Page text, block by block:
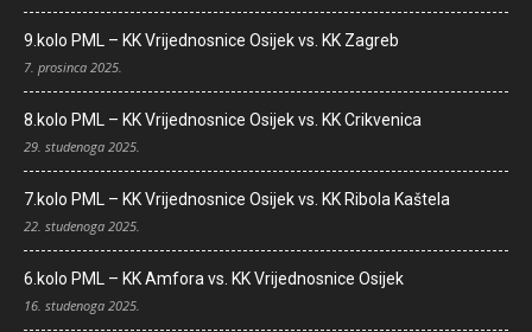
9.kolo PML – KK Vrijednosnice Osijek vs. KK Zagreb
7. prosinca 2025.
8.kolo PML – KK Vrijednosnice Osijek vs. KK Crikvenica
29. studenoga 2025.
7.kolo PML – KK Vrijednosnice Osijek vs. KK Ribola Kaštela
22. studenoga 2025.
6.kolo PML – KK Amfora vs. KK Vrijednosnice Osijek
16. studenoga 2025.